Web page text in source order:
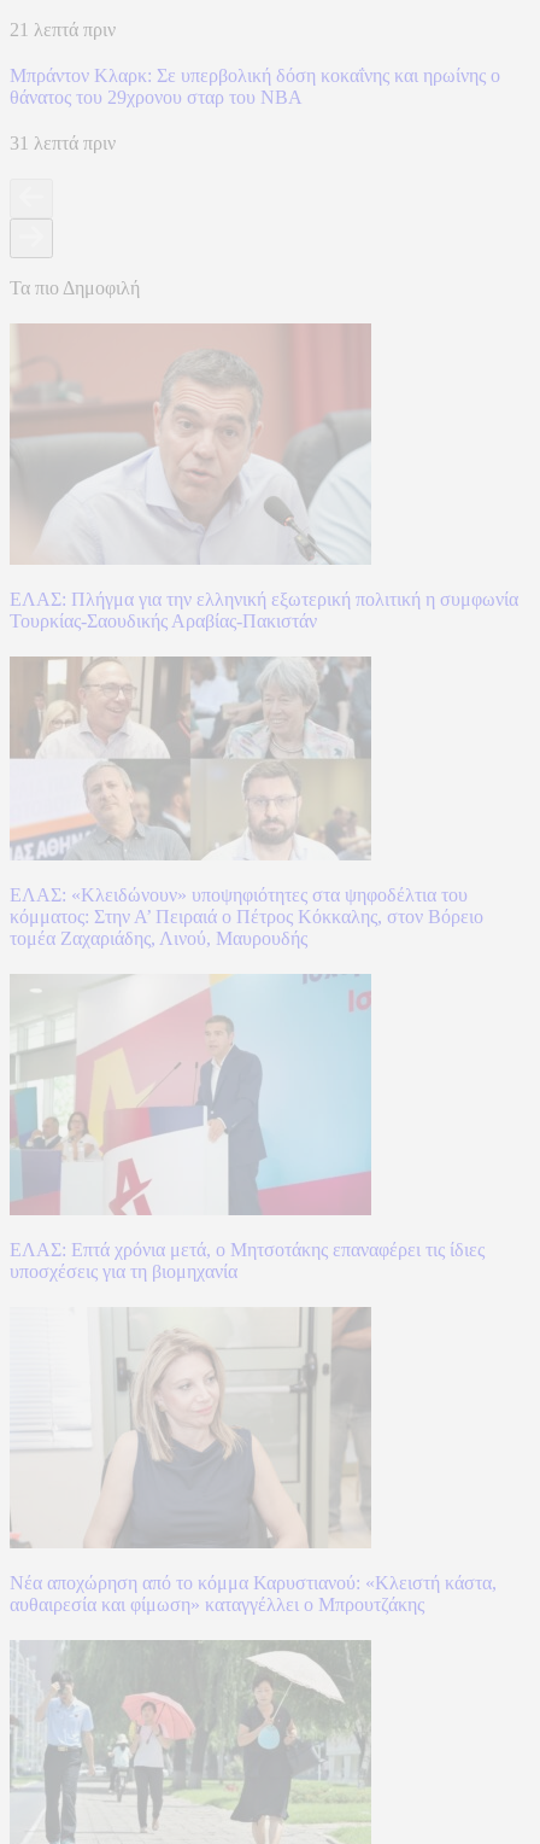
21 λεπτά πριν
Μπράντον Κλαρκ: Σε υπερβολική δόση κοκαΐνης και ηρωίνης ο
θάνατος του 29χρονου σταρ του NBA
31 λεπτά πριν
Τα πιο Δημοφιλή
ΕΛΑΣ: Πλήγμα για την ελληνική εξωτερική πολιτική η συμφωνία
Τουρκίας-Σαουδικής Αραβίας-Πακιστάν
ΕΛΑΣ: «Κλειδώνουν» υποψηφιότητες στα ψηφοδέλτια του
κόμματος: Στην Α’ Πειραιά ο Πέτρος Κόκκαλης, στον Βόρειο
τομέα Ζαχαριάδης, Λινού, Μαυρουδής
ΕΛΑΣ: Επτά χρόνια μετά, ο Μητσοτάκης επαναφέρει τις ίδιες
υποσχέσεις για τη βιομηχανία
Νέα αποχώρηση από το κόμμα Καρυστιανού: «Κλειστή κάστα,
αυθαιρεσία και φίμωση» καταγγέλλει ο Μπρουτζάκης